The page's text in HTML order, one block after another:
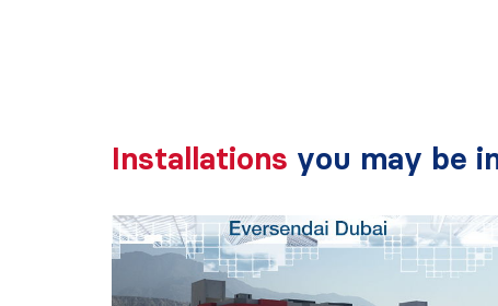
Installations you may be